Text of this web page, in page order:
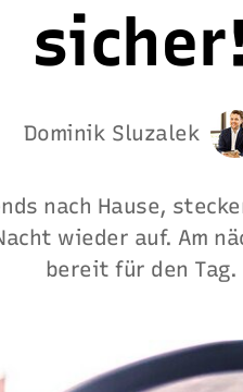
Dominik Sluzalek
nach Hause,
wieder auf. Am
bereit für den Tag.